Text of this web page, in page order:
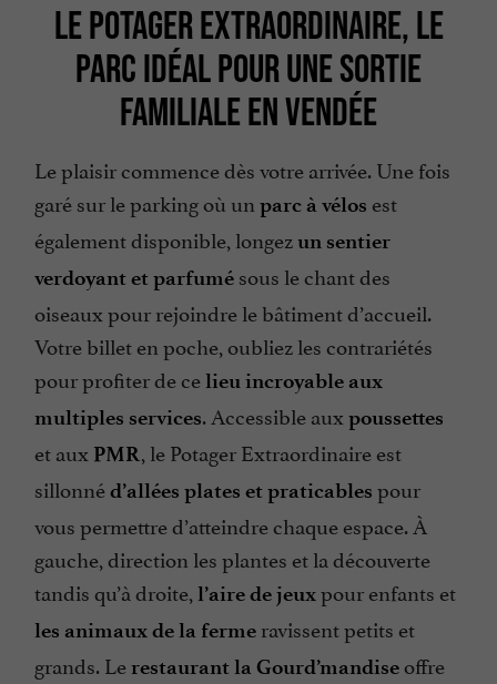
LE POTAGER EXTRAORDINAIRE, LE
PARC IDÉAL POUR UNE SORTIE
FAMILIALE EN VENDÉE
Le plaisir commence dès votre arrivée. Une fois
garé sur le parking où un parc à vélos est
également disponible, longezun sentier
verdoyant et parfumé sous le chant des
oiseaux pour rejoindre le bâtiment d’accueil.
Votre billet en poche, oubliez les contrariétés
pour profiter de celieu incroyable aux
multiples services. Accessible aux poussettes
et aux PMR, le Potager Extraordinaire est
sillonnéd’allées plates et praticables pour
vous permettre d’atteindre chaque espace. À
gauche, direction les plantes et la découverte
tandis qu’à droite, l’aire de jeuxpour enfants et
les animaux de la ferme ravissent petits et
grands. Le restaurant la Gourd’mandise offre